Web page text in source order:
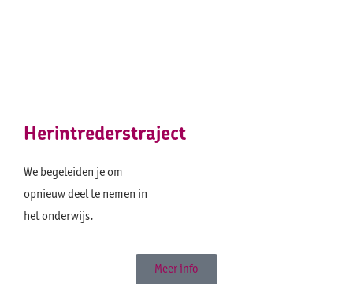
Herintrederstraject
We begeleiden je om
opnieuw deel te nemen in
het onderwijs.
Meer info